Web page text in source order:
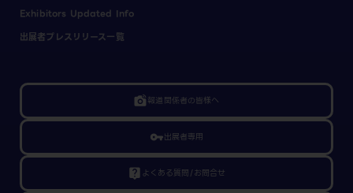
Exhibitors Updated Info
出展者プレスリリース一覧
linked_camera報道関係者の皆様へ
vpn_key出展者専用
live_help よくある質問/お問合せ